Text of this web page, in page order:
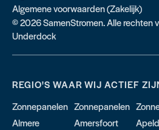
Algemene voorwaarden (Zakelijk)
© 2026 SamenStromen. Alle
Underdock
REGIO'S WAAR WIJ ACTIEF
Zonnepanelen
Almere
Zonnepanelen
Amersfoort